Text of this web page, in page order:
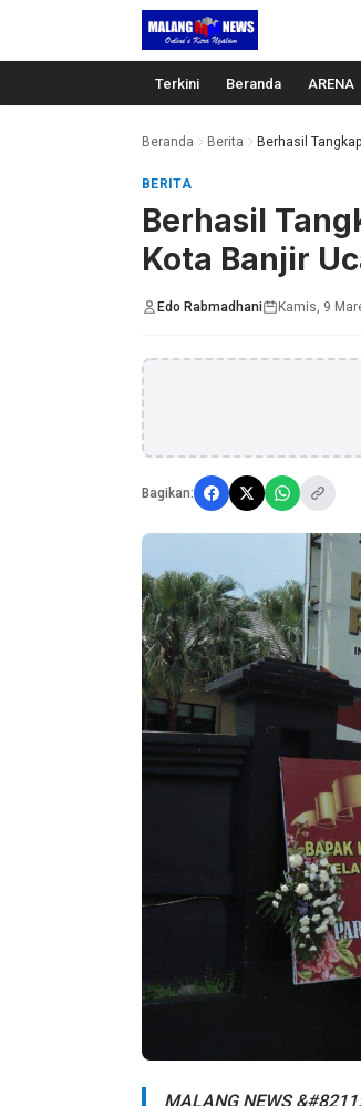
Langsung ke konten
Terkini Beranda ARENA
Beranda Berita Berhasil
BERITA
Berhasil
Kota Banjir
Edo Rabmadhani Kamis, 9
Bagikan:
MALANG NEWS